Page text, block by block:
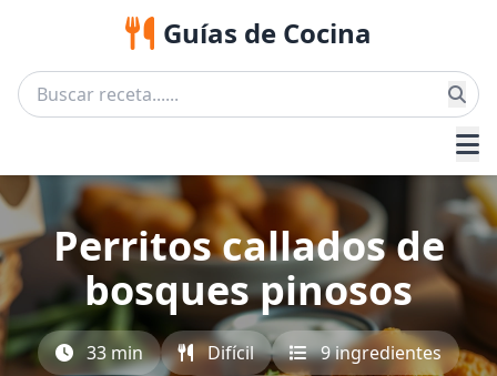
Guías de Cocina
Perritos callados de
bosques pinosos
33 min Difícil
9 ingredientes